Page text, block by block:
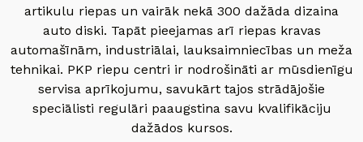
artikulu riepas un vairāk nekā 300 dažāda dizaina
auto diski. Tapāt pieejamas arī riepas kravas
automašīnām, industriālai, lauksaimniecības un meža
tehnikai. PKP riepu centri ir nodrošināti ar mūsdienīgu
servisa aprīkojumu, savukārt tajos strādājošie
speciālisti regulāri paaugstina savu kvalifikāciju
dažādos kursos.